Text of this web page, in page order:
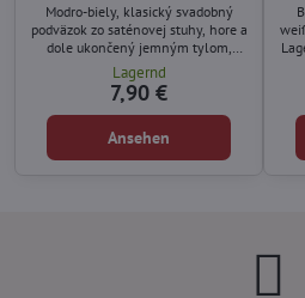
Modro-biely, klasický svadobný
podväzok zo saténovej stuhy, hore a
dole ukončený jemným tylom,
zdobený bielou mašličkou a
modrým kvietkom s drobnými
perličkami v strede.
Lagernd
7,90 €
Ansehen